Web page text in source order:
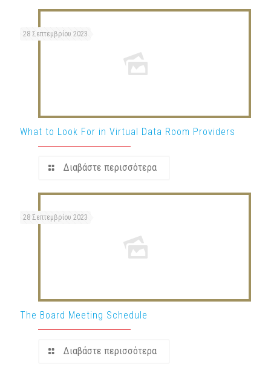
28 Σεπτεμβρίου 2023
What to Look For in Virtual Data Room Providers
Διαβάστε περισσότερα
28 Σεπτεμβρίου 2023
The Board Meeting Schedule
Διαβάστε περισσότερα